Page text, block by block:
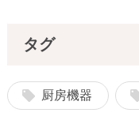
タグ
厨房機器